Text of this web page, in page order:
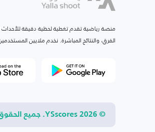
منصة رياضية تقدم تغطية لحظية دقيقة للأحداث
الفرق، والنتائج المباشرة. نخدم ملايين
© 2026 YSscores. جميع الحقوق محفوظة.